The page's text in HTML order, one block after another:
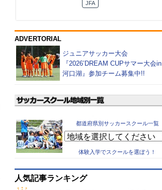
JFA
ADVERTORIAL
ジュニアサッカー大会
『2026’DREAM CUPサマー大会in
河口湖』参加チーム募集中!!
都道府県別サッカースクール一覧
体験入学でスクールを選ぼう！
人気記事ランキング